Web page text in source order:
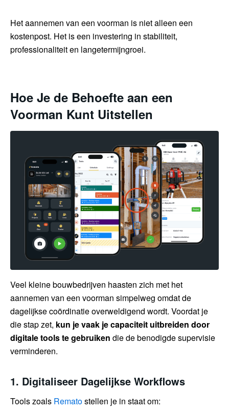
Het aannemen van een voorman is niet alleen een
kostenpost. Het is een investering in stabiliteit,
professionaliteit en langetermijngroei.
Hoe Je de Behoefte aan een
Voorman Kunt Uitstellen
Veel kleine bouwbedrijven haasten zich met het
aannemen van een voorman simpelweg omdat de
dagelijkse coördinatie overweldigend wordt. Voordat je
die stap zet, kun je vaak je capaciteit uitbreiden door
digitale tools te gebruiken die de benodigde supervisie
verminderen.
1. Digitaliseer Dagelijkse Workflows
Tools zoals Rematostellen je in staat om: